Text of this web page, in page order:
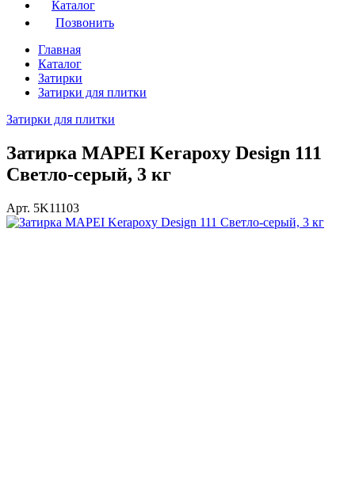
Каталог
Позвонить
Главная
Каталог
Затирки
Затирки для плитки
Затирки для плитки
Затирка MAPEI Kerapoxy Design 111
Светло-серый, 3 кг
Арт. 5K11103